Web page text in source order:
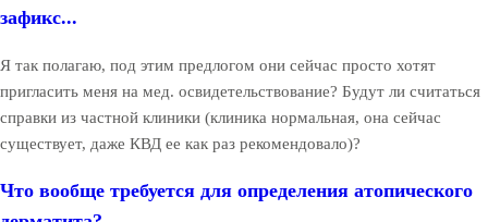
зафикс...
Я так полагаю, под этим предлогом они сейчас просто хотят
пригласить меня на мед. освидетельствование? Будут ли считаться
справки из частной клиники (клиника нормальная, она сейчас
существует, даже КВД ее как раз рекомендовало)?
Что вообще требуется для определения атопического